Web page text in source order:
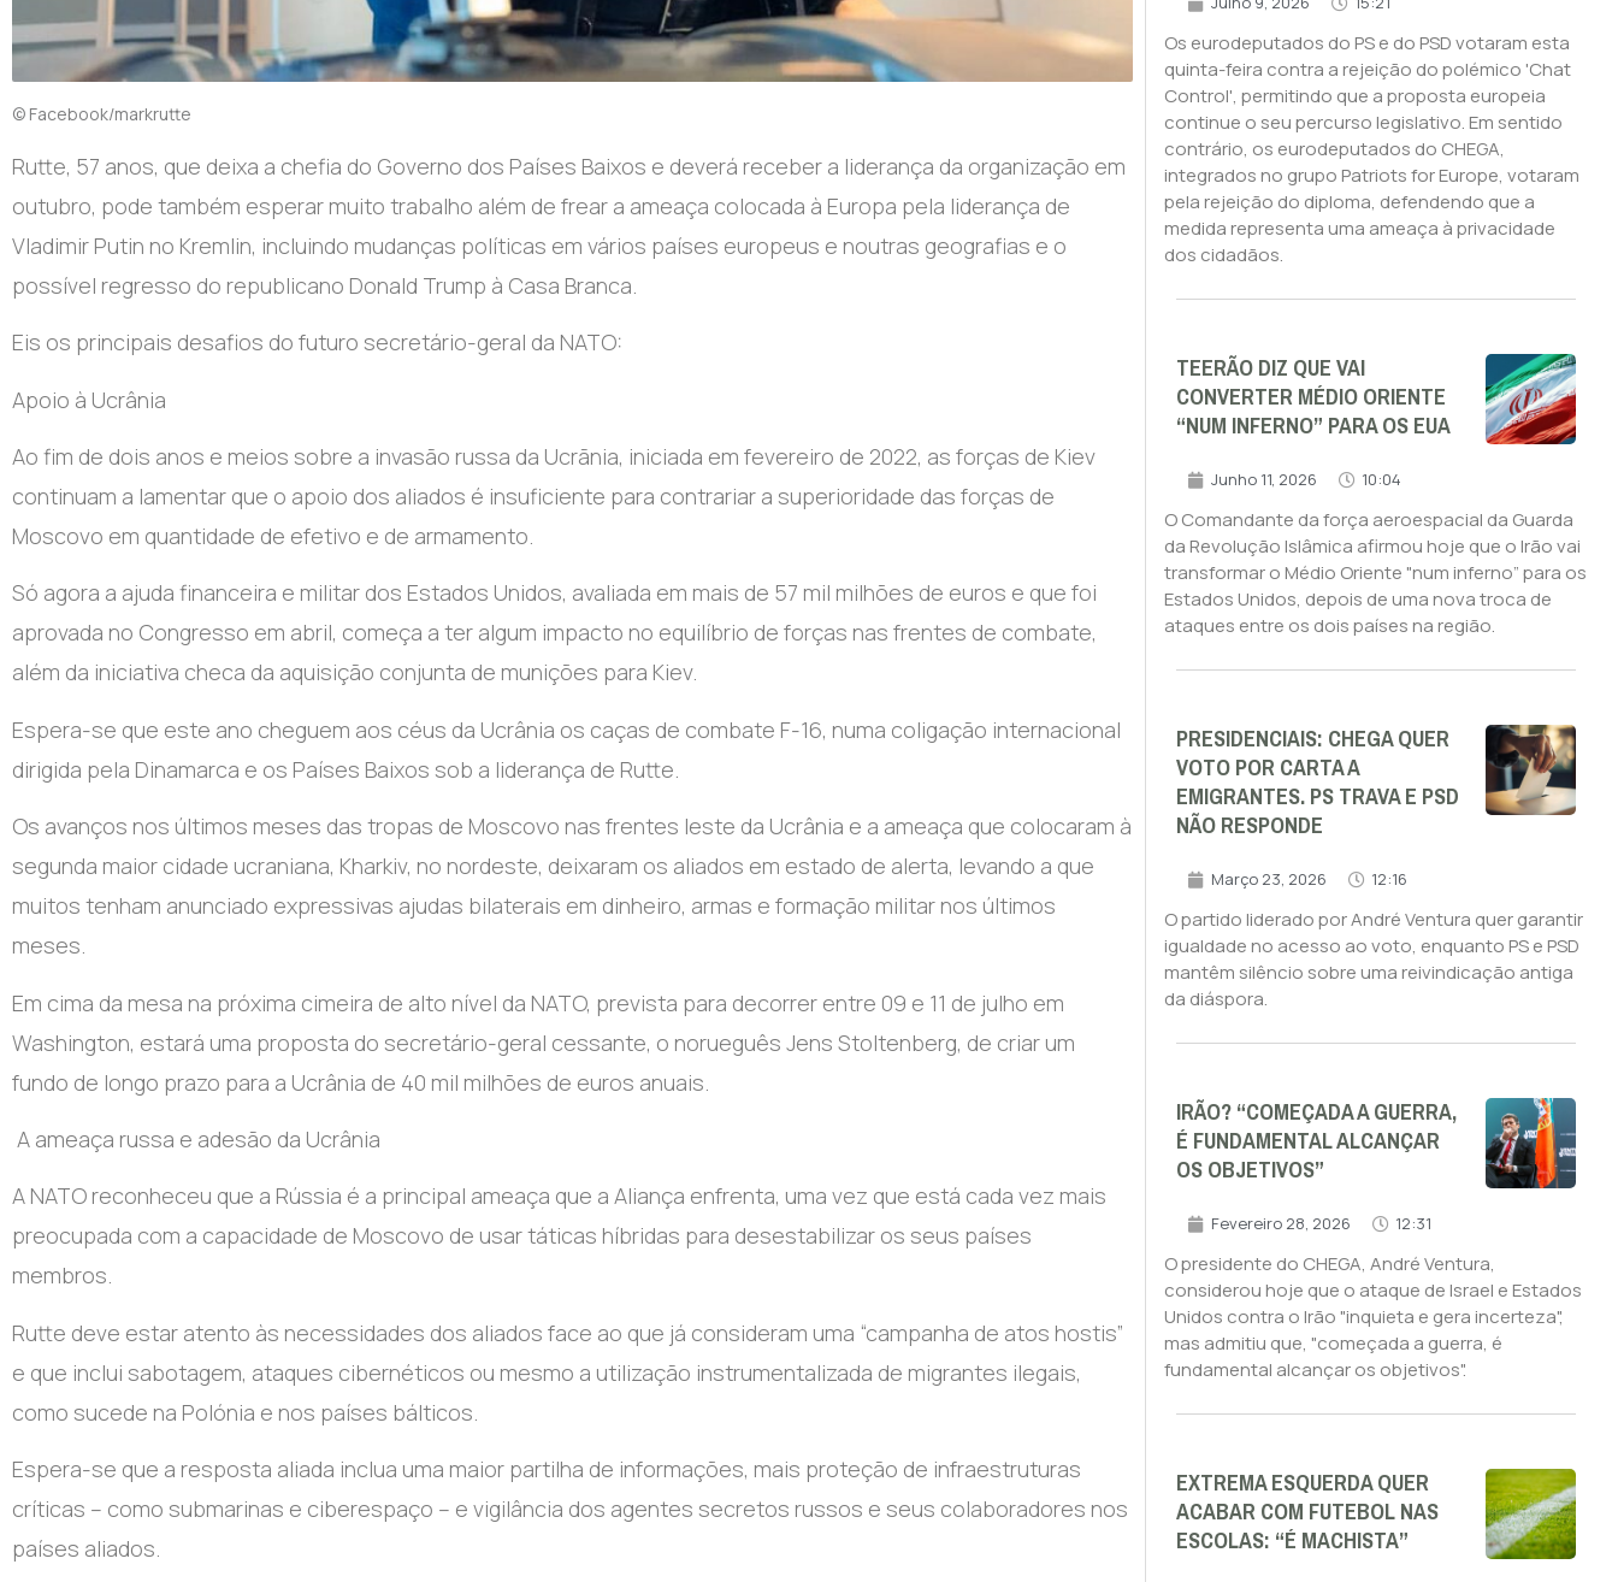
© Facebook/markrutte
Rutte, 57 anos, que deixa a chefia do Governo dos Países Baixos e deverá receber a liderança da organização em
outubro, pode também esperar muito trabalho além de frear a ameaça colocada à Europa pela liderança de
Vladimir Putin no Kremlin, incluindo mudanças políticas em vários países europeus e noutras geografias e o
possível regresso do republicano Donald Trump à Casa Branca.
Eis os principais desafios do futuro secretário-geral da NATO:
Apoio à Ucrânia
Ao fim de dois anos e meios sobre a invasão russa da Ucrãnia, iniciada em fevereiro de 2022, as forças de Kiev
continuam a lamentar que o apoio dos aliados é insuficiente para contrariar a superioridade das forças de
Moscovo em quantidade de efetivo e de armamento.
Só agora a ajuda financeira e militar dos Estados Unidos, avaliada em mais de 57 mil milhões de euros e que foi
aprovada no Congresso em abril, começa a ter algum impacto no equilíbrio de forças nas frentes de combate,
além da iniciativa checa da aquisição conjunta de munições para Kiev.
Espera-se que este ano cheguem aos céus da Ucrânia os caças de combate F-16, numa coligação internacional
dirigida pela Dinamarca e os Países Baixos sob a liderança de Rutte.
Os avanços nos últimos meses das tropas de Moscovo nas frentes leste da Ucrânia e a ameaça que colocaram à
segunda maior cidade ucraniana, Kharkiv, no nordeste, deixaram os aliados em estado de alerta, levando a que
muitos tenham anunciado expressivas ajudas bilaterais em dinheiro, armas e formação militar nos últimos
meses.
Em cima da mesa na próxima cimeira de alto nível da NATO, prevista para decorrer entre 09 e 11 de julho em
Washington, estará uma proposta do secretário-geral cessante, o norueguês Jens Stoltenberg, de criar um
fundo de longo prazo para a Ucrânia de 40 mil milhões de euros anuais.
A ameaça russa e adesão da Ucrânia
A NATO reconheceu que a Rússia é a principal ameaça que a Aliança enfrenta, uma vez que está cada vez mais
preocupada com a capacidade de Moscovo de usar táticas híbridas para desestabilizar os seus países
membros.
Rutte deve estar atento às necessidades dos aliados face ao que já consideram uma “campanha de atos hostis”
e que inclui sabotagem, ataques cibernéticos ou mesmo a utilização instrumentalizada de migrantes ilegais,
como sucede na Polónia e nos países bálticos.
Espera-se que a resposta aliada inclua uma maior partilha de informações, mais proteção de infraestruturas
críticas – como submarinas e ciberespaço – e vigilância dos agentes secretos russos e seus colaboradores nos
países aliados.
Os eurodeputados do PS e do PSD votaram esta
quinta-feira contra a rejeição do polémico 'Chat
Control', permitindo que a proposta europeia
continue o seu percurso legislativo. Em sentido
contrário, os eurodeputados do CHEGA,
integrados no grupo Patriots for Europe, votaram
pela rejeição do diploma, defendendo que a
medida representa uma ameaça à privacidade
dos cidadãos.
TEERÃO DIZ QUE VAI
CONVERTER MÉDIO ORIENTE
“NUM INFERNO” PARA OS EUA
Junho 11, 2026 10:04
O Comandante da força aeroespacial da Guarda
da Revolução Islâmica afirmou hoje que o Irão vai
transformar o Médio Oriente "num inferno” para os
Estados Unidos, depois de uma nova troca de
ataques entre os dois países na região.
PRESIDENCIAIS: CHEGA QUER
VOTO POR CARTA A
EMIGRANTES. PS TRAVA E PSD
NÃO RESPONDE
Março 23, 2026 12:16
O partido liderado por André Ventura quer garantir
igualdade no acesso ao voto, enquanto PS e PSD
mantêm silêncio sobre uma reivindicação antiga
da diáspora.
IRÃO? “COMEÇADA A GUERRA,
É FUNDAMENTAL ALCANÇAR
OS OBJETIVOS”
Fevereiro 28, 2026 12:31
O presidente do CHEGA, André Ventura,
considerou hoje que o ataque de Israel e Estados
Unidos contra o Irão "inquieta e gera incerteza",
mas admitiu que, "começada a guerra, é
fundamental alcançar os objetivos".
EXTREMA ESQUERDA QUER
ACABAR COM FUTEBOL NAS
ESCOLAS: “É MACHISTA”